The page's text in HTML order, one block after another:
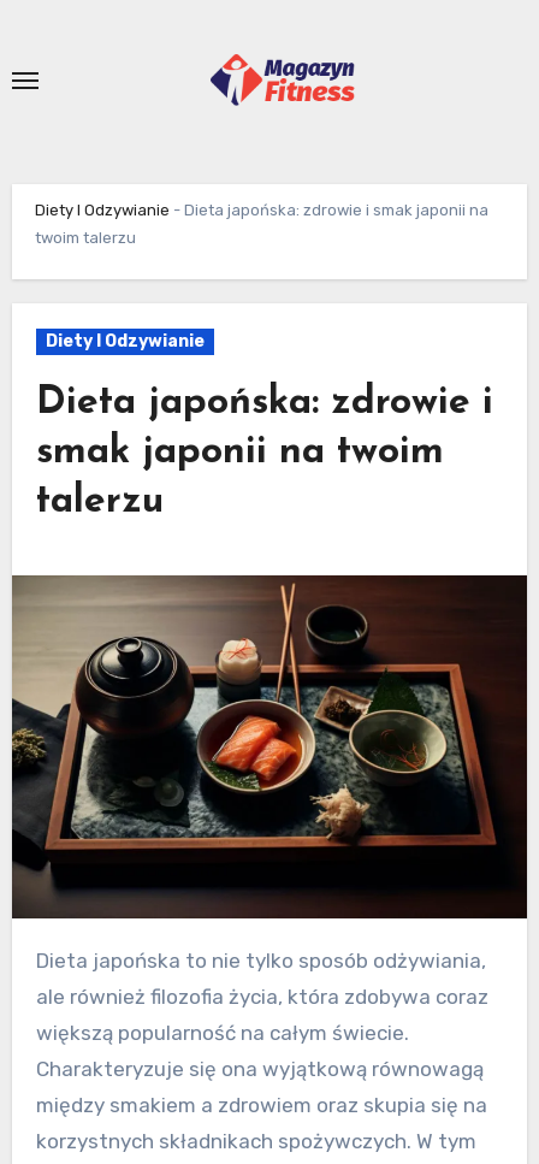
content
Diety I Odzywianie -Dieta japońska: zdrowie i smak japonii na
twoim talerzu
Diety I Odzywianie
Dieta japońska: zdrowie i
smak japonii na twoim
talerzu
Dieta japońska to nie tylko sposób odżywiania,
ale również filozofia życia, która zdobywa coraz
większą popularność na całym świecie.
Charakteryzuje się ona wyjątkową równowagą
między smakiem a zdrowiem oraz skupia się na
korzystnych składnikach spożywczych. W tym